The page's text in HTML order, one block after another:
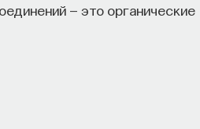
— это органические